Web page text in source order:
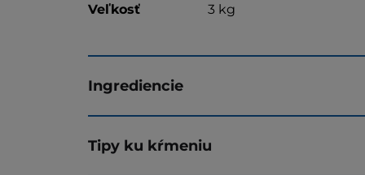
Veľkosť 3 kg
Ingrediencie
Tipy ku kŕmeniu